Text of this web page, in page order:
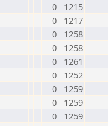
0
1215
0
1217
0
1258
0
1258
0
1261
0
1252
0
1259
0
1259
0
1259